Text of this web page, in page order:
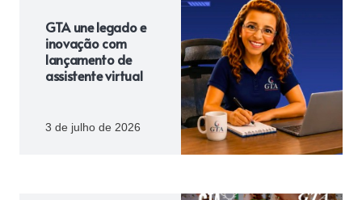
GTA une legado e
inovação com
lançamento de
assistente virtual
3 de julho de 2026